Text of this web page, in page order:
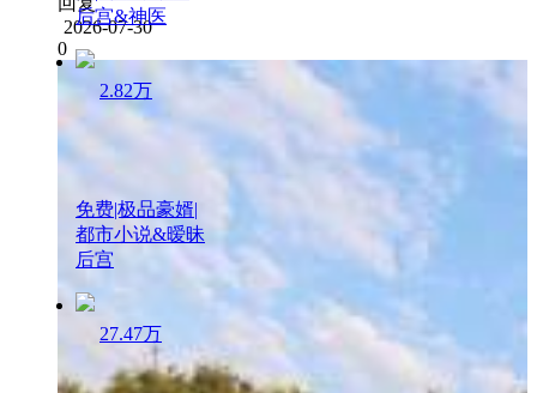
2026-07-30
0
后宫&神医
2.82万
免费|极品豪婿|
都市小说&暧昧
后宫
27.47万